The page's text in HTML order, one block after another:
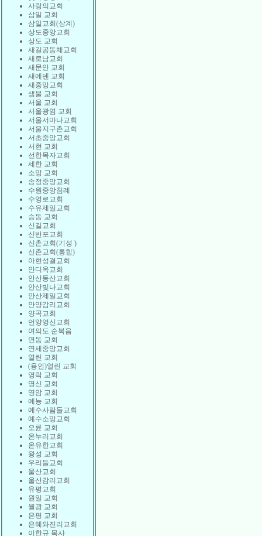
사랑의교회
삼일 교회
삼일교회(상계)
상도중앙교회
상도 교회
새길공동체교회
새로남교회
새문안 교회
새에덴 교회
새중앙교회
샘물 교회
서울 교회
서울광염 교회
서울서마나교회
서울지구촌교회
서초중앙교회
서현 교회
선한목자교회
세한 교회
소망 교회
송정중앙교회
수원중앙침례
수영로교회
수유제일교회
승동 교회
신길교회
신반포교회
신촌교회(기성 )
신촌교회(통합)
아현성결교회
안디옥교회
안산동산교회
안산빛나교회
안산제일교회
안양감리교회
양곡교회
언양영신교회
여의도 순복음
연동 교회
연세중앙교회
열린 교회
(용인)열린 교회
영락 교회
영신 교회
영암 교회
예능 교회
예수사람들교회
예수소망교회
오륜 교회
온누리교회
온유한교회
왕성 교회
우리들교회
울산교회
울산감리교회
유평교회
원일 교회
월광 교회
은평 교회
은혜와진리교회
이한규 목사